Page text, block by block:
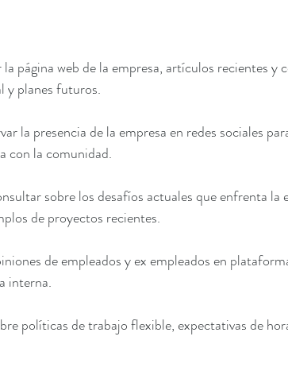
la página web de la empresa, artículos recientes y
y planes futuros.
la presencia de la empresa en redes sociales
con la comunidad.
sobre los desafíos actuales que enfrenta la
de proyectos recientes.
de empleados y ex empleados en
interna.
políticas de trabajo flexible, expectativas de